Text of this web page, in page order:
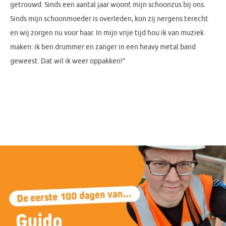
getrouwd. Sinds een aantal jaar woont mijn schoonzus bij ons.
Sinds mijn schoonmoeder is overleden, kon zij nergens terecht
en wij zorgen nu voor haar. In mijn vrije tijd hou ik van muziek
maken: ik ben drummer en zanger in een heavy metal band
geweest. Dat wil ik weer oppakken!”